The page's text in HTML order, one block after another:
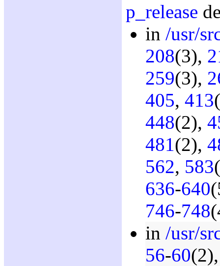
p_release
in /usr/
208(3),
259(3),
405, 413
448(2),
481(2),
562, 583
636-640
746-748
in /usr/
56-60